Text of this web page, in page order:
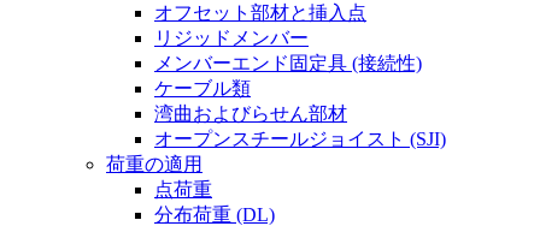
オフセット部材と挿入点
リジッドメンバー
メンバーエンド固定具 (接続性)
ケーブル類
湾曲およびらせん部材
オープンスチールジョイスト (SJI)
荷重の適用
点荷重
分布荷重 (DL)